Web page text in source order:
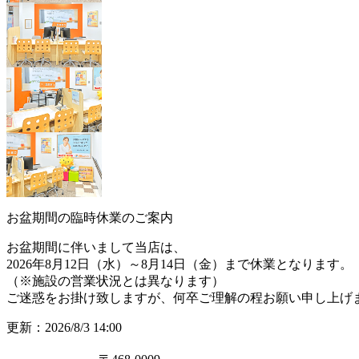
お盆期間の臨時休業のご案内
お盆期間に伴いまして当店は、
2026年8月12日（水）～8月14日（金）まで休業となります。
（※施設の営業状況とは異なります）
ご迷惑をお掛け致しますが、何卒ご理解の程お願い申し上げ
更新：2026/8/3 14:00